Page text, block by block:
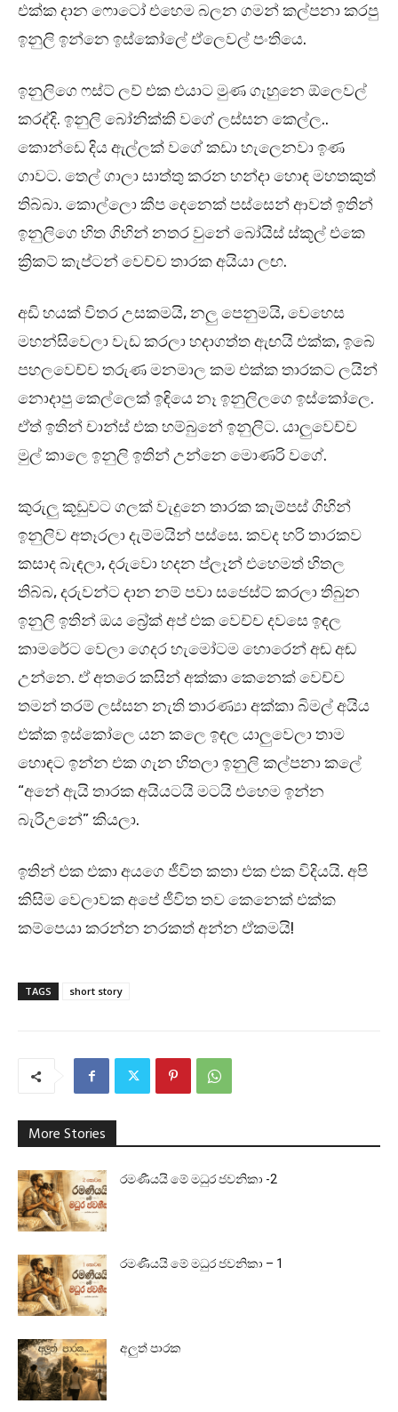
එක්ක දාන ෆොටෝ එහෙම බලන ගමන් කල්පනා කරපු
ඉනුලි ඉන්නෙ ඉස්කෝලේ ඒලෙවල් පංතියෙ.
ඉනුලිගෙ ෆස්ට් ලව් එක එයාට මුණ ගැහුනෙ ඕලෙවල්
කරද්දි. ඉනුලි බෝනික්කි වගේ ලස්සන කෙල්ල..
කොන්ඩෙ දිය ඇල්ලක් වගේ කඩා හැලෙනවා ඉණ
ගාවට. තෙල් ගාලා සාත්තු කරන හන්දා හොඳ මහතකුත්
තිබ්බා. කොල්ලො කීප දෙනෙක් පස්සෙන් ආවත් ඉතින්
ඉනුලිගෙ හිත ගිහින් නතර වුනේ බෝයිස් ස්කූල් එකෙ
ක්‍රිකට් කැප්ටන් වෙච්ච තාරක අයියා ලඟ.
අඩි හයක් විතර උසකමයි, නලු පෙනුමයි, වෙහෙස
මහන්සිවෙලා වැඩ කරලා හදාගත්ත ඇඟයි එක්ක, ඉබේ
පහලවෙච්ච තරුණ මනමාල කම එක්ක තාරකට ලයින්
නොදාපු කෙල්ලෙක් ඉඳියෙ නෑ ඉනුලිලගෙ ඉස්කෝලෙ.
ඒත් ඉතින් චාන්ස් එක හම්බුනේ ඉනුලිට. යාලුවෙච්ච
මුල් කාලෙ ඉනුලි ඉතින් උන්නෙ මොණරි වගේ.
කුරුලු කූඩුවට ගලක් වැදුනෙ තාරක කැම්පස් ගිහින්
ඉනුලිව අතෑරලා දැම්මයින් පස්සෙ. කවද හරි තාරකව
කසාද බැඳලා, දරුවො හදන ප්ලෑන් එහෙමත් හිතල
තිබ්බ, දරුවන්ට දාන නම් පවා සජෙස්ට් කරලා තිබුන
ඉනුලි ඉතින් ඔය බ්‍රේක් අප් එක වෙච්ච දවසෙ ඉඳල
කාමරේට වෙලා ගෙදර හැමෝටම හොරෙන් අඬ අඬ
උන්නෙ. ඒ අතරෙ කසින් අක්කා කෙනෙක් වෙච්ච
තමන් තරම් ලස්සන නැති තාරණ්‍යා අක්කා බිමල් අයිය
එක්ක ඉස්කෝලෙ යන කලෙ ඉඳල යාලුවෙලා තාම
හොඳට ඉන්න එක ගැන හිතලා ඉනුලි කල්පනා කලේ
“අනේ ඇයි තාරක අයියටයි මටයි එහෙම ඉන්න
බැරිඋනේ” කියලා.
ඉතින් එක එකා අයගෙ ජීවිත කතා එක එක විදියයි. අපි
කිසිම වෙලාවක අපේ ජීවිත තව කෙනෙක් එක්ක
කම්පෙයා කරන්න නරකත් අන්න ඒකමයි!
TAGS short story
More Stories
රමණීයයි මේ මධුර ජවනිකා -2
රමණීයයි මේ මධුර ජවනිකා – 1
අලුත් පාරක